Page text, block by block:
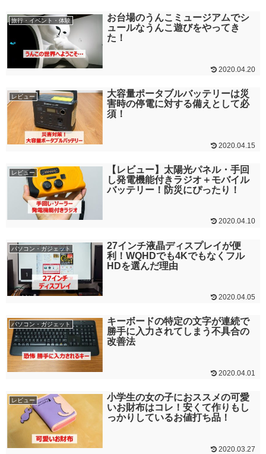
旅行・イベント・体験
お台場のうんこミュージアムでシ
ュールなうんこ遊びをやってき
た！
2020.04.20
レビュー
大容量ポータブルバッテリーは災
害時の停電に対する備えとして必
須！
2020.04.15
レビュー
【レビュー】太陽光パネル・手回
し発電機能付きラジオ＋モバイル
バッテリー！防災にぴったり！
2020.04.10
パソコン・ガジェット
27インチ液晶ディスプレイが便
利！WQHDでも4Kでもなくフル
HDを選んだ理由
2020.04.05
パソコン・ガジェット
キーボードの特定の文字が連続で
勝手に入力されてしまう不具合の
改善法
2020.04.01
レビュー
小学生の女の子におススメの可愛
いお財布はコレ！安くて作りもし
っかりしているお値打ち品！
2020.03.27